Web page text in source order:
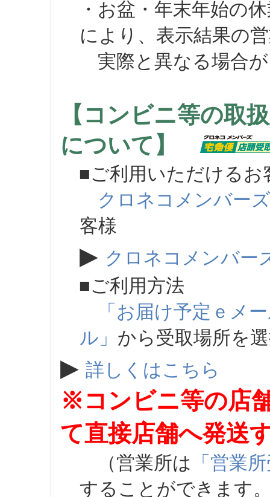
・お盆・年末年始の
により、表示結果の
実際と異なる場合が
【コンビニ等の取
について】
■ご利用いただけるお
クロネコメンバーズ
客様
▶ クロネコメンバー
■ご利用方法
「お届け予定ｅメ
ル」 から受取場所を
▶ 詳しくはこちら
※コンビニ等の店
て直接店舗へ発送
（営業所は 「営業
することができます